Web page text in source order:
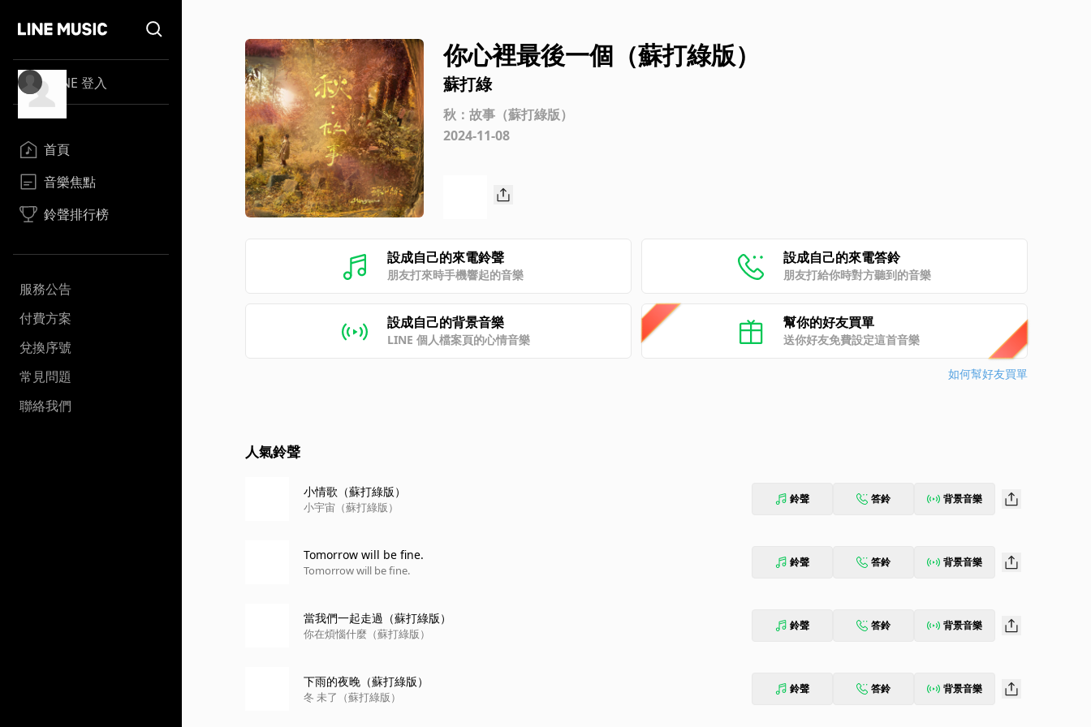
LINE 登入
首頁
音樂焦點
鈴聲排行榜
服務公告
付費方案
兌換序號
常見問題
聯絡我們
你心裡最後一個（蘇打綠版）
蘇打綠
秋：故事（蘇打綠版）
2024-11-08
設成自己的來電鈴聲
朋友打來時手機響起的音樂
設成自己的來電答鈴
朋友打給你時對方聽到的音樂
設成自己的背景音樂
LINE 個人檔案頁的心情音樂
幫你的好友買單
送你好友免費設定這首音樂
如何幫好友買單
人氣鈴聲
小情歌（蘇打綠版）
小宇宙（蘇打綠版）
鈴聲 答鈴 背景音樂
Tomorrow will be fine.
Tomorrow will be fine.
鈴聲 答鈴 背景音樂
當我們一起走過（蘇打綠版）
你在煩惱什麼（蘇打綠版）
鈴聲 答鈴 背景音樂
下雨的夜晚（蘇打綠版）
冬 未了（蘇打綠版）
鈴聲 答鈴 背景音樂